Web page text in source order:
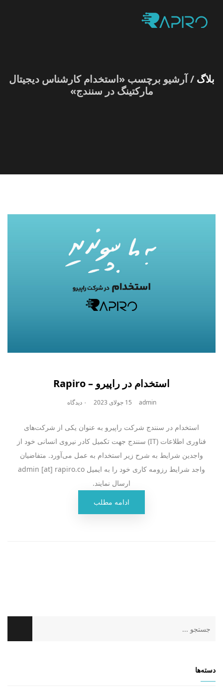
بلاگ / آرشیو برچسب «استخدام کارشناس دیجیتال
مارکتینگ در سنندج»
استخدام در راپیرو – Rapiro
admin 15 جولای 2023 ۰ دیدگاه
استخدام در سنندج شرکت راپیرو به عنوان یکی از شرکت‌های
فناوری اطلاعات (IT) سنندج جهت تکمیل کادر نیروی انسانی خود از
واجدین شرایط به شرح زیر استخدام به عمل می‌آورد. متفاضیان
واجد شرایط رزومه کاری خود را به ایمیل admin [at] rapiro.co
ارسال نمایند.
ادامه مطلب
دسته‌ها